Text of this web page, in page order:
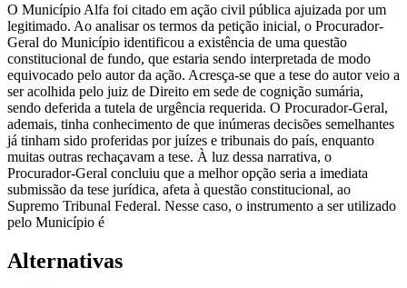
O Município Alfa foi citado em ação civil pública ajuizada por um
legitimado. Ao analisar os termos da petição inicial, o Procurador-
Geral do Município identificou a existência de uma questão
constitucional de fundo, que estaria sendo interpretada de modo
equivocado pelo autor da ação. Acresça-se que a tese do autor veio a
ser acolhida pelo juiz de Direito em sede de cognição sumária,
sendo deferida a tutela de urgência requerida. O Procurador-Geral,
ademais, tinha conhecimento de que inúmeras decisões semelhantes
já tinham sido proferidas por juízes e tribunais do país, enquanto
muitas outras rechaçavam a tese. À luz dessa narrativa, o
Procurador-Geral concluiu que a melhor opção seria a imediata
submissão da tese jurídica, afeta à questão constitucional, ao
Supremo Tribunal Federal. Nesse caso, o instrumento a ser utilizado
pelo Município é
Alternativas